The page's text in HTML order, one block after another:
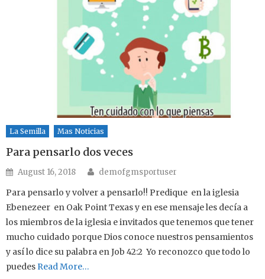
La Semilla Mas Noticias
Para pensarlo dos veces
Posted on
August 16, 2018 Author
demofgmsportuser
Para pensarlo y volver a pensarlo!! Predique en la iglesia
Ebenezeer en Oak Point Texas y en ese mensaje les decía a
los miembros de la iglesia e invitados que tenemos que tener
mucho cuidado porque Dios conoce nuestros pensamientos
y así lo dice su palabra en Job 42:2 Yo reconozco que todo lo
puedes Read More…